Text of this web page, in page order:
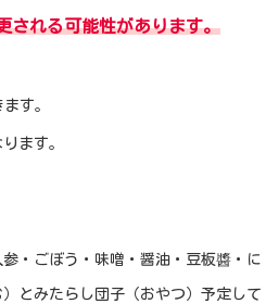
される可能性があります。
す。
ます。
・ごぼう・味噌・醤油・豆板醬・に
とみたらし団子（おやつ）予定して